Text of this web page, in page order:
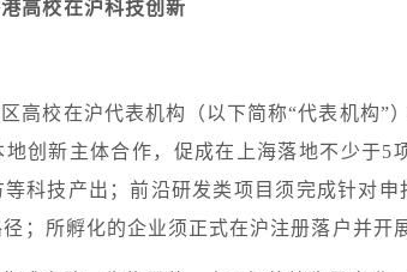
高校在沪科技创新
高校在沪代表机构（以下简称“代表机构
创新主体合作，促成在上海落地不少于5
科技产出；前沿研发类项目须完成针对
；所孵化的企业须正式在沪注册落户并开